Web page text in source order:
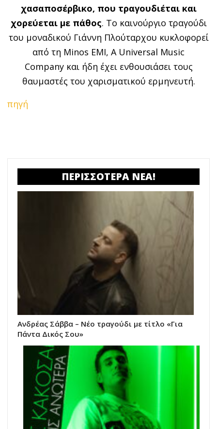
χασαποσέρβικο, που τραγουδιέται και
χορεύεται με πάθος. Το καινούργιο τραγούδι
του μοναδικού Γιάννη Πλούταρχου κυκλοφορεί
από τη Minos EMI, A Universal Music
Companyκαι ήδη έχει ενθουσιάσει τους
θαυμαστές του χαρισματικού ερμηνευτή.
πηγή
ΠΕΡΙΣΣΟΤΕΡΑ ΝΕΑ!
Ανδρέας Σάββα – Νέο τραγούδι με τίτλο «Για
Πάντα Δικός Σου»